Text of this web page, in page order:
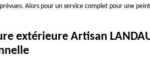
Alors pour un service complet pour une
extérieure Artisan